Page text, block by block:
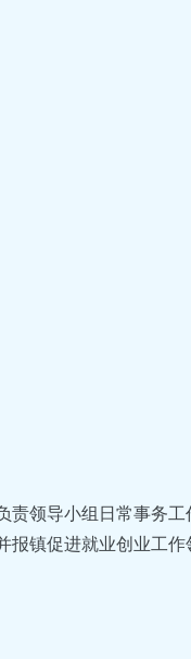
领导小组日常事务
镇促进就业创业工作